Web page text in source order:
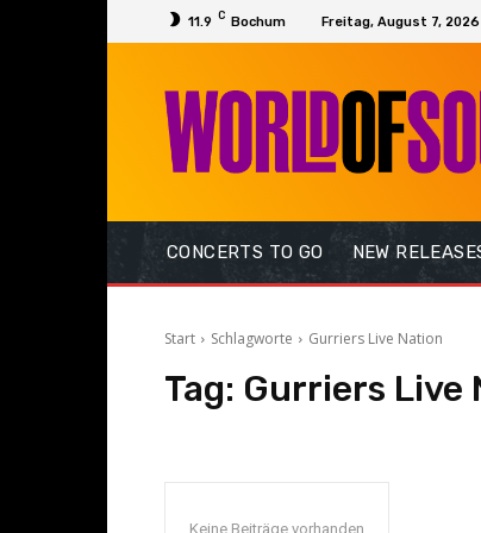
11.9 C Bochum Freitag, August 7, 2026
CONCERTS TO GO NEW
Start Schlagworte Gurriers Live Nation
Tag: Gurriers Live
Keine Beiträge vorhanden